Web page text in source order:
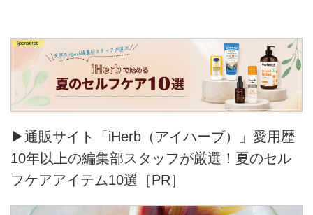
▶通販サイト「iHerb（アイハーブ）」愛用歴
10年以上の編集部スタッフが厳選！夏のセル
フケアアイテム10選［PR］